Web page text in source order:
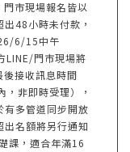
市現場報名皆以
出48小時未付款，
6/15中午
LINE/門市現場將
接收訊息時間
，非即時受理），
多管道同步開放
名額將另行通知
課，適合年滿16